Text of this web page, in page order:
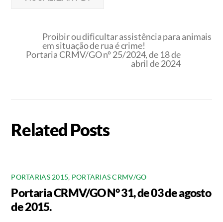
Proibir ou dificultar assistência para animais
em situação de rua é crime!
Portaria CRMV/GO nº 25/2024, de 18 de
abril de 2024
Related Posts
PORTARIAS 2015, PORTARIAS CRMV/GO
Portaria CRMV/GO N° 31, de 03 de agosto
de 2015.